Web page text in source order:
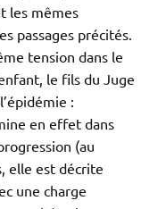
les mêmes
passages précités.
tension dans le
le fils du Juge
:
en effet dans
(au
elle est décrite
une charge